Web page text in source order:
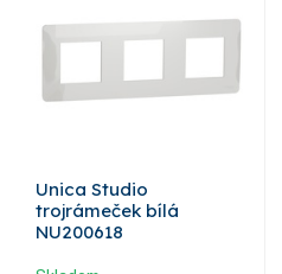
Unica Studio
trojrámeček bílá
NU200618